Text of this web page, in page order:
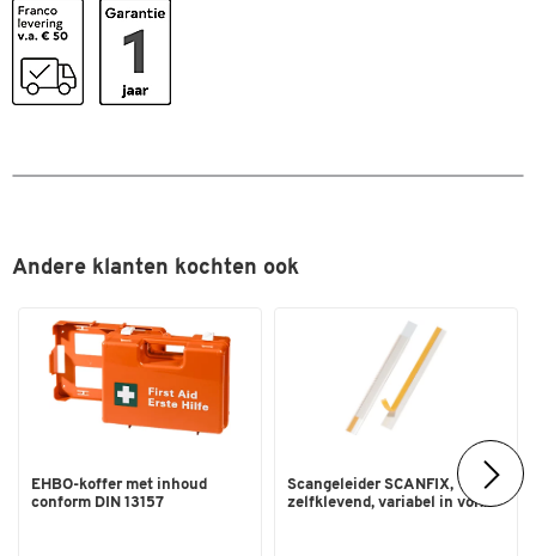
Andere klanten kochten ook
EHBO-koffer met inhoud
conform DIN 13157
Scangeleider SCANFIX,
zelfklevend, variabel in vor...